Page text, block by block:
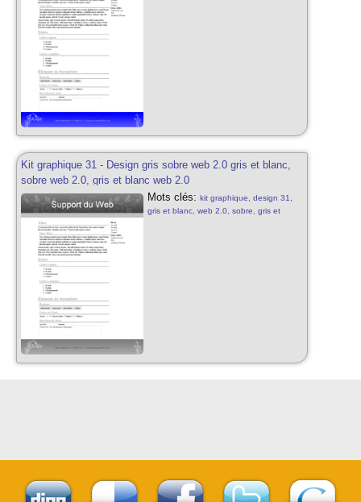
Kit graphique 31 - Design gris sobre web 2.0 gris et blanc,
sobre web 2.0, gris et blanc web 2.0
Mots clés:kit graphique, design 31,
gris et blanc, web 2.0, sobre, gris et